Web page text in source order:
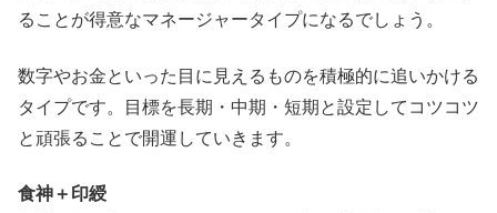
ることが得意なマネージャータイプになるでしょう。
数字やお金といった目に見えるものを積極的に追いかける
タイプです。目標を長期・中期・短期と設定してコツコツ
と頑張ることで開運していきます。
食神＋印綬